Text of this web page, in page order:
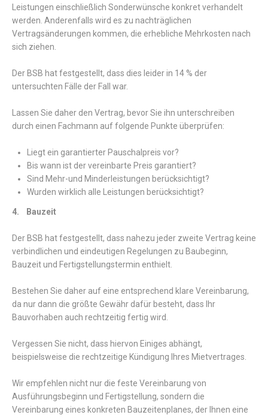
Leistungen einschließlich Sonderwünsche konkret verhandelt
werden. Anderenfalls wird es zu nachträglichen
Vertragsänderungen kommen, die erhebliche Mehrkosten nach
sich ziehen.
Der BSB hat festgestellt, dass dies leider in 14 % der
untersuchten Fälle der Fall war.
Lassen Sie daher den Vertrag, bevor Sie ihn unterschreiben
durch einen Fachmann auf folgende Punkte überprüfen:
Liegt ein garantierter Pauschalpreis vor?
Bis wann ist der vereinbarte Preis garantiert?
Sind Mehr-und Minderleistungen berücksichtigt?
Wurden wirklich alle Leistungen berücksichtigt?
4. Bauzeit
Der BSB hat festgestellt, dass nahezu jeder zweite Vertrag keine
verbindlichen und eindeutigen Regelungen zu Baubeginn,
Bauzeit und Fertigstellungstermin enthielt.
Bestehen Sie daher auf eine entsprechend klare Vereinbarung,
da nur dann die größte Gewähr dafür besteht, dass Ihr
Bauvorhaben auch rechtzeitig fertig wird.
Vergessen Sie nicht, dass hiervon Einiges abhängt,
beispielsweise die rechtzeitige Kündigung Ihres Mietvertrages.
Wir empfehlen nicht nur die feste Vereinbarung von
Ausführungsbeginn und Fertigstellung, sondern die
Vereinbarung eines konkreten Bauzeitenplanes, der Ihnen eine